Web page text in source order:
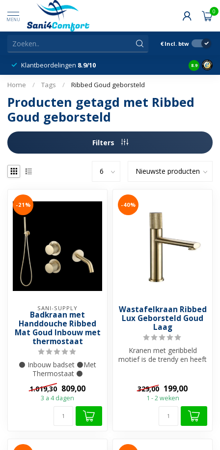
MENU
0
€ Incl. btw
Klantbeordelingen 8.9/10 8.9
Home / Tags / Ribbed Goud geborsteld
Producten getagd met Ribbed
Goud geborsteld
Filters
-21%
SANI-SUPPLY
Badkraan met
Handdouche Ribbed
Mat Goud Inbouw met
thermostaat
⚫ Inbouw badset ⚫Met
Thermostaat ⚫
Muurbevestiging ⚫ Staaf
Handdouche ⚫ Geribbel...
1.019,30 809,00
3 a 4 dagen
-40%
Wastafelkraan Ribbed
Lux Geborsteld Goud
Laag
Kranen met geribbeld
motief is de trendy en heeft
329,00 199,00
1 - 2 weken